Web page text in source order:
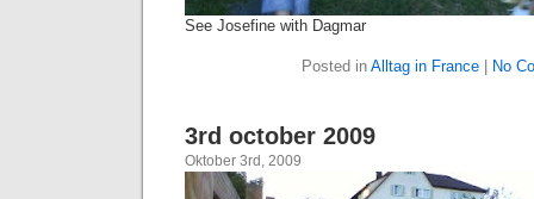
See Josefine with Dagmar
Posted in Alltag in France No
3rd october 2009
Oktober 3rd, 2009